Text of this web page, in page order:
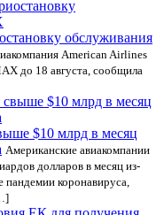
обслуживания
American Airlines
до 18 августа, сообщила
$10 млрд в месяц
Американские авиакомпании
долларов в месяц из-
коронавируса,